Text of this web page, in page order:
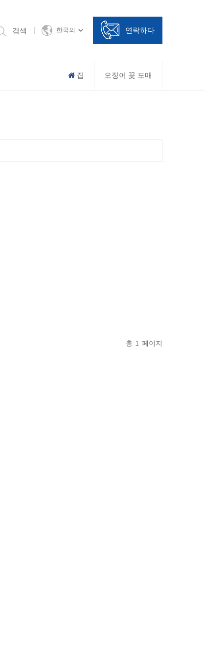
검색 한국의 연락하다
집 오징어 꽃 도매
총 1 페이지